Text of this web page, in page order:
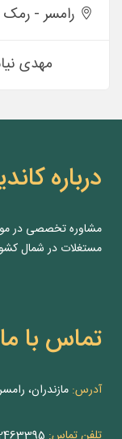
رامسر - رمک
مهدی
درباره
مشاوره‌ تخصصی در
مستغلات در شمال
تماس با ما
آدرس: مازندران، رامسر، کتالم،